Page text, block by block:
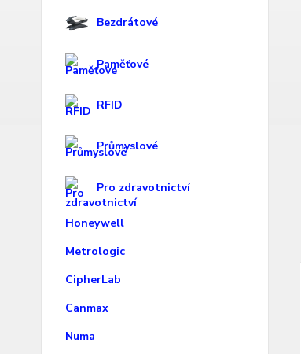
Bezdrátové
Paměťové
RFID
Průmyslové
Pro zdravotnictví
Honeywell
Metrologic
CipherLab
Canmax
Numa